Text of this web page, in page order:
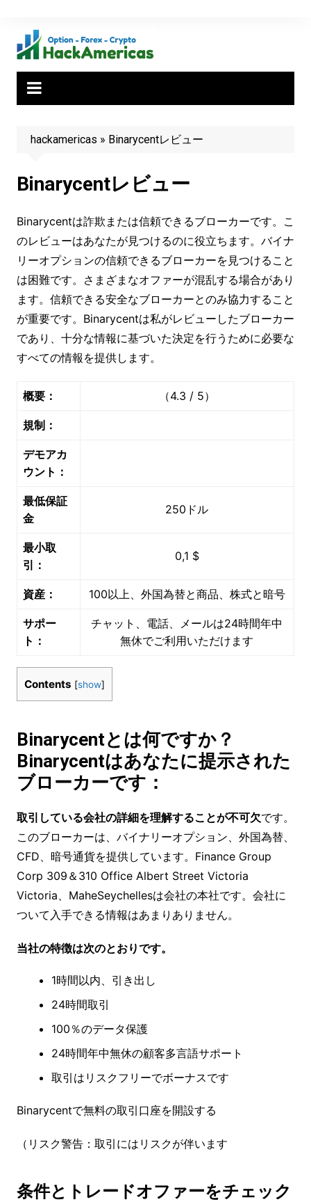
content
hackamericas » Binarycentレビュー
Binarycentレビュー
Binarycentは詐欺または信頼できるブローカーです。こ
のレビューはあなたが見つけるのに役立ちます。バイナ
リーオプションの信頼できるブローカーを見つけること
は困難です。さまざまなオファーが混乱する場合があり
ます。信頼できる安全なブローカーとのみ協力すること
が重要です。Binarycentは私がレビューしたブローカー
であり、十分な情報に基づいた決定を行うために必要な
すべての情報を提供します。
概要： （4.3 / 5）
規制：
デモアカ
ウント：
最低保証
金
250ドル
最小取
引：
0,1 $
資産： 100以上、外国為替と商品、株式と暗号
サポー
ト：
チャット、電話、メールは24時間年中
無休でご利用いただけます
Contents [show]
Binarycentとは何ですか？
Binarycentはあなたに提示された
ブローカーです：
取引している会社の詳細を理解することが不可欠です。
このブローカーは、バイナリーオプション、外国為替、
CFD、暗号通貨を提供しています。Finance Group
Corp 309＆310 Office Albert Street Victoria
Victoria、MaheSeychellesは会社の本社です。会社に
ついて入手できる情報はあまりありません。
当社の特徴は次のとおりです。
1時間以内、引き出し
24時間取引
100％のデータ保護
24時間年中無休の顧客多言語サポート
取引はリスクフリーでボーナスです
Binarycentで無料の取引口座を開設する
（リスク警告：取引にはリスクが伴います
条件とトレードオファーをチェック